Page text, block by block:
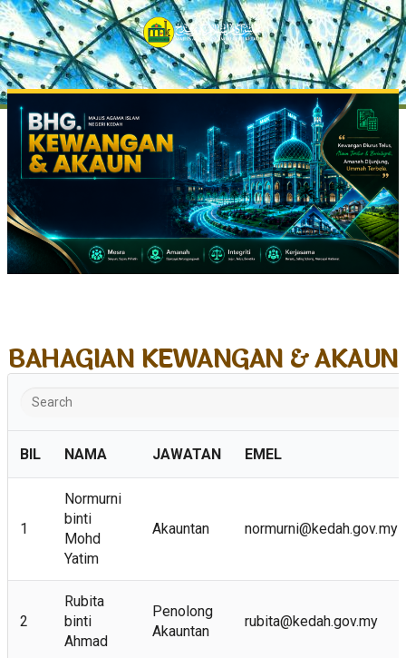
BAHAGIAN KEWANGAN & AKAUN
BIL NAMA JAWATAN EMEL
1
Normurni
binti
Mohd
Yatim
Akauntan normurni@kedah.gov.my
2
Rubita
binti
Ahmad
Penolong
Akauntan
rubita@kedah.gov.my